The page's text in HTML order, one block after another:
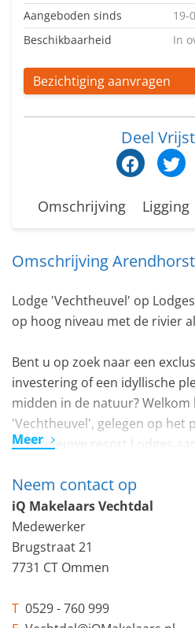
Aangeboden sinds
19-
Beschikbaarheid
In
Bezichtiging aanvragen
Deel
Omschrijving Ligging
Omschrijving
Lodge 'Vechtheuvel' op
op hoog niveau met de rivier
Bent u op zoek naar een
investering of een idyllische
midden in de natuur?
'Vechtheuvel', gelegen op het
gloednieuwe resort Lodges
Lodge Vechtheuvel (geschikt
dankt haar naam aan de
het park. Hierdoor geniet u
panoramisch uitzicht over het
voortuin ligt. Een zeldzame
Meer
Neem contact op
iQ Makelaars Vechtdal
Medewerker
Brugstraat 21
7731 CT Ommen
T 0529 - 760 999